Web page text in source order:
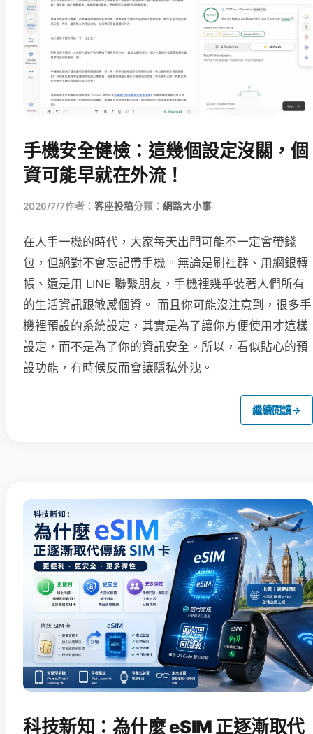
手機安全健檢：這幾個設定沒關，個
資可能早就在外流！
2026/7/7作者： 客座投稿分類： 網路大小事
在人手一機的時代，大家每天出門可能不一定會帶錢
包，但絕對不會忘記帶手機。無論是刷社群、用網銀轉
帳、還是用 LINE 聯繫朋友，手機裡幾乎裝著人們所有
的生活資訊跟敏感個資。 而且你可能沒注意到，很多手
機裡預設的系統設定，其實是為了讓你方便使用才這樣
設定，而不是為了你的資訊安全。所以，看似貼心的預
設功能，有時候反而會讓隱私外洩。
繼續閱讀→
科技新知：為什麼 eSIM 正逐漸取代